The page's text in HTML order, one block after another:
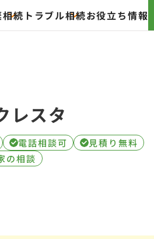
相続トラブル相続お役立ち情報
レスタ
電話相談可
見積り無料
の相談